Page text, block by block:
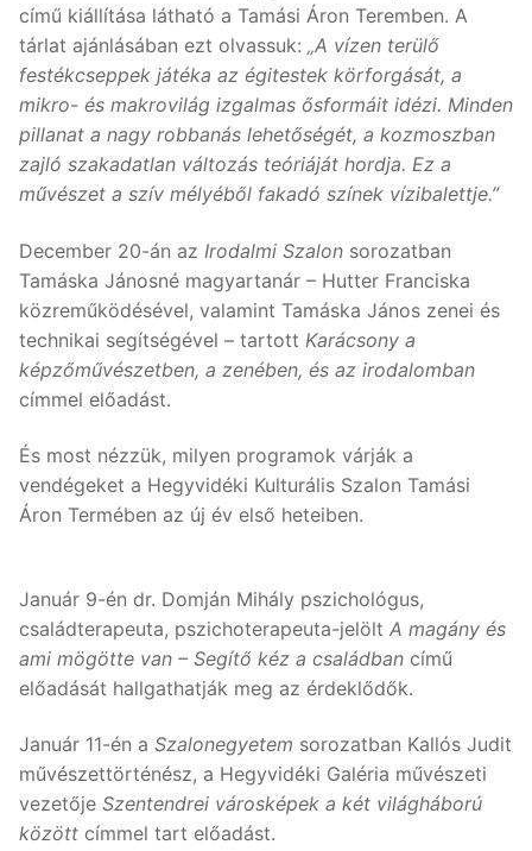
című kiállítása látható a Tamási Áron Teremben. A
tárlat ajánlásában ezt olvassuk: „A vízen terülő
festékcseppek játéka az égitestek körforgását, a
mikro- és makrovilág izgalmas ősformáit idézi. Minden
pillanat a nagy robbanás lehetőségét, a kozmoszban
zajló szakadatlan változás teóriáját hordja. Ez a
művészet a szív mélyéből fakadó színek vízibalettje.”
December 20-án az Irodalmi Szalon sorozatban
Tamáska Jánosné magyartanár – Hutter Franciska
közreműködésével, valamint Tamáska János zenei és
technikai segítségével – tartott Karácsony a
képzőművészetben, a zenében, és az irodalomban
címmel előadást.
És most nézzük, milyen programok várják a
vendégeket a Hegyvidéki Kulturális Szalon Tamási
Áron Termében az új év első heteiben.
Január 9-én dr. Domján Mihály pszichológus,
családterapeuta, pszichoterapeuta-jelölt A magány és
ami mögötte van – Segítő kéz a családban című
előadását hallgathatják meg az érdeklődők.
Január 11-én a Szalonegyetem sorozatban Kallós Judit
művészettörténész, a Hegyvidéki Galéria művészeti
vezetője Szentendrei városképek a két világháború
között címmel tart előadást.